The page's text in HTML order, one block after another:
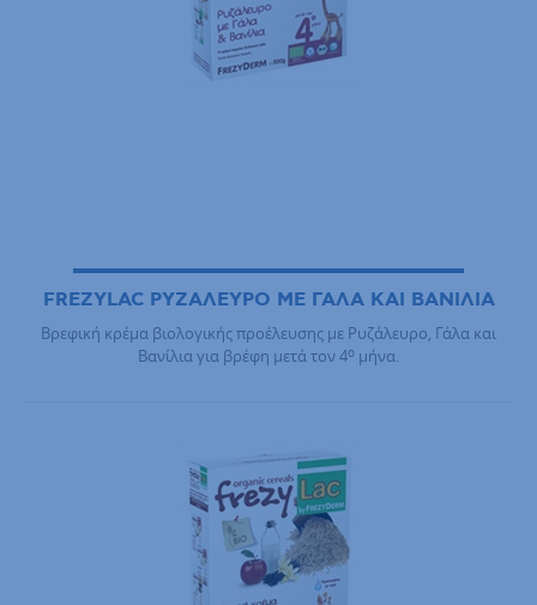
FREZYLAC ΡΥΖΑΛΕΥΡΟ ΜΕ ΓΑΛΑ ΚΑΙ ΒΑΝΙΛΙΑ
Βρεφική κρέμα βιολογικής προέλευσης με Ρυζάλευρο, Γάλα και
Βανίλια για βρέφη μετά τον 4ο μήνα.